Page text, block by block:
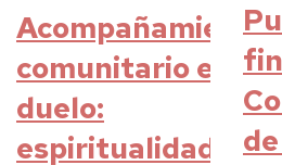
Acompañamiento
comunitario en el
duelo:
espiritualidad,